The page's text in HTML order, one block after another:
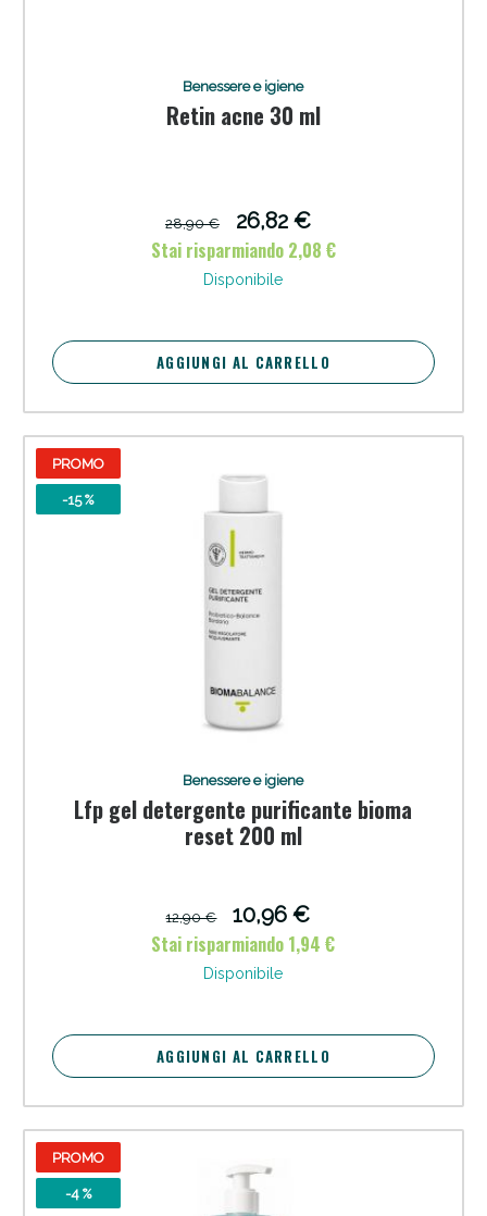
Benessere e igiene
Retin acne 30 ml
28,90 €
26,82 €
Stai risparmiando 2,08 €
Disponibile
AGGIUNGI AL CARRELLO
PROMO
-15 %
Benessere e igiene
Lfp gel detergente purificante bioma
reset 200 ml
12,90 €
10,96 €
Stai risparmiando 1,94 €
Disponibile
AGGIUNGI AL CARRELLO
PROMO
-4 %
Vie Urinarie e Prostata: Sconti fino al 45% oggi!
Benessere Intestinale: Sconto fino al 55% valido
oggi!